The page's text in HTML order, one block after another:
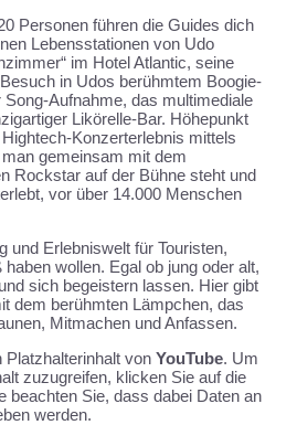
Personen führen die Guides dich
Lebensstationen von Udo
im Hotel Atlantic, seine
in Udos berühmtem Boogie-
Aufnahme, das multimediale
Likörelle-Bar. Höhepunkt
Konzerterlebnis mittels
gemeinsam mit dem
Rockstar auf der Bühne steht und
vor über 14.000 Menschen
und Erlebniswelt für Touristen,
wollen. Egal ob jung oder alt,
sich begeistern lassen. Hier gibt
dem berühmten Lämpchen, das
Mitmachen und Anfassen.
Platzhalterinhalt von YouTube. Um
zuzugreifen, klicken Sie auf die
beachten Sie, dass dabei Daten an
werden.